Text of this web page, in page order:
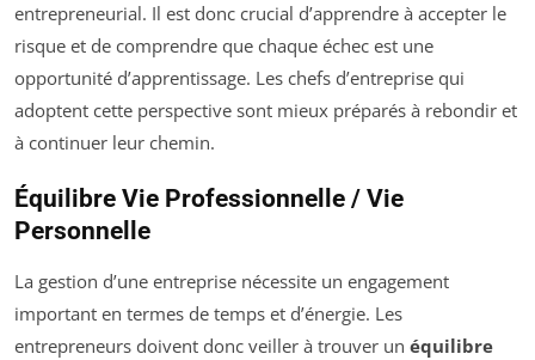
entrepreneurial. Il est donc crucial d’apprendre à accepter le
risque et de comprendre que chaque échec est une
opportunité d’apprentissage. Les chefs d’entreprise qui
adoptent cette perspective sont mieux préparés à rebondir et
à continuer leur chemin.
Équilibre Vie Professionnelle / Vie
Personnelle
La gestion d’une entreprise nécessite un engagement
important en termes de temps et d’énergie. Les
entrepreneurs doivent donc veiller à trouver un équilibre